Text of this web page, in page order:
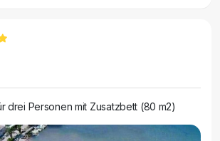
drei Personen mit Zusatzbett (80 m2)